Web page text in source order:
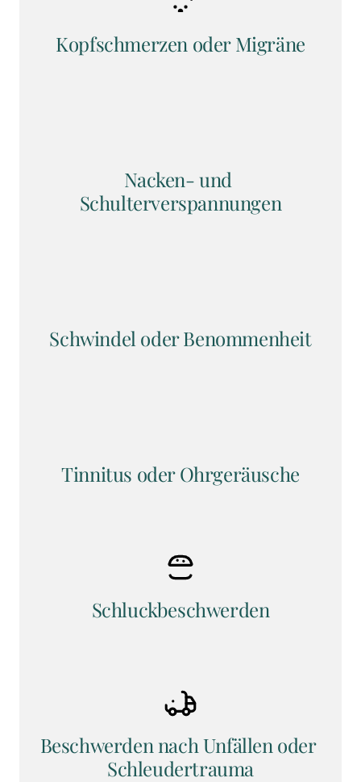
Kopfschmerzen oder Migräne
Nacken- und
Schulterverspannungen
Schwindel oder Benommenheit
Tinnitus oder Ohrgeräusche
Schluckbeschwerden
Beschwerden nach Unfällen oder
Schleudertrauma